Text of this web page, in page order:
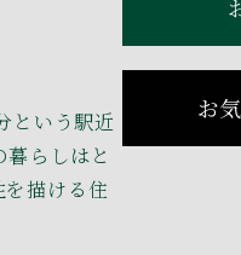
という駅近
らしはと
描ける住
お